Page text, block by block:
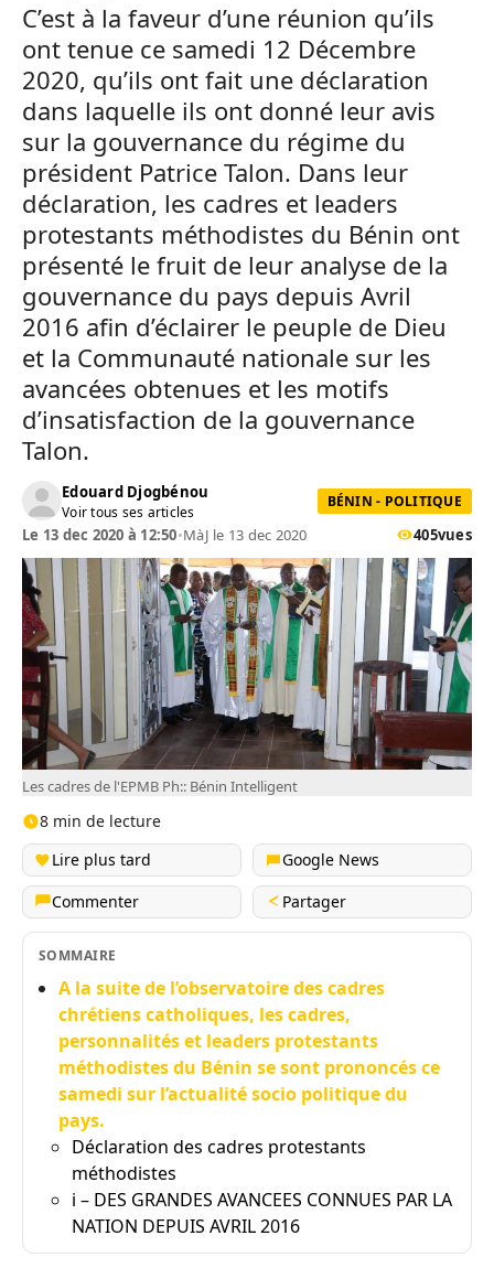
C’est à la faveur d’une réunion qu’ils
ont tenue ce samedi 12 Décembre
2020, qu’ils ont fait une déclaration
dans laquelle ils ont donné leur avis
sur la gouvernance du régime du
président Patrice Talon. Dans leur
déclaration, les cadres et leaders
protestants méthodistes du Bénin ont
présenté le fruit de leur analyse de la
gouvernance du pays depuis Avril
2016 afin d’éclairer le peuple de Dieu
et la Communauté nationale sur les
avancées obtenues et les motifs
d’insatisfaction de la gouvernance
Talon.
Edouard Djogbénou
Voir tous ses articles
BÉNIN - POLITIQUE
Le 13 dec 2020 à 12:50•MàJ le 13 dec 2020 405vues
Les cadres de l'EPMB Ph:: Bénin Intelligent
8 min de lecture
Lire plus tard
Google News
Commenter
Partager
SOMMAIRE
A la suite de l’observatoire des cadres
chrétiens catholiques, les cadres,
personnalités et leaders protestants
méthodistes du Bénin se sont prononcés ce
samedi sur l’actualité socio politique du
pays.
Déclaration des cadres protestants
méthodistes
i – DES GRANDES AVANCEES CONNUES PAR LA
NATION DEPUIS AVRIL 2016